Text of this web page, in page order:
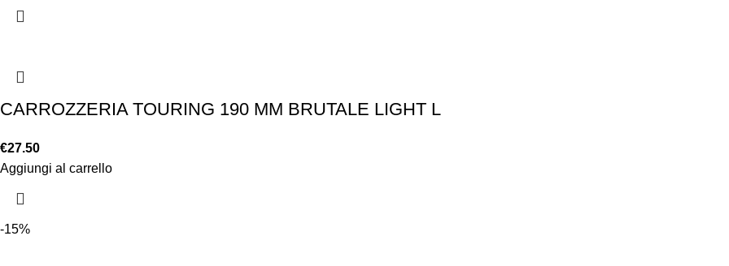
CARROZZERIA TOURING 190 MM BRUTALE LIGHT L
€27.50
Aggiungi al carrello
-15%